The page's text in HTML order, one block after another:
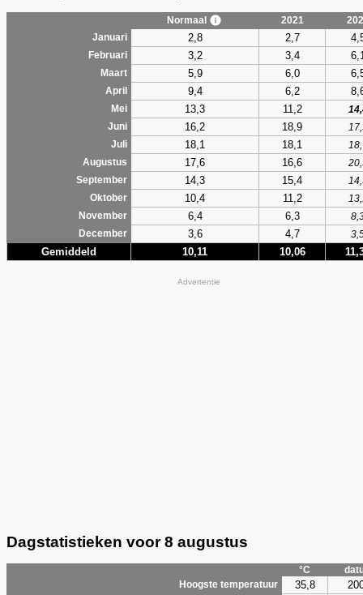
Normaal 2021
Januari
2,8 2,7
Februari 3,2 3,4
Maart 5,9 6,0
April 9,4 6,2
Mei 13,3 11,2
Juni
16,2 18,9
Juli
18,1 18,1
Augustus
17,6 16,6
September
14,3 15,4
Oktober
10,4 11,2
November
6,4 6,3
December
3,6 4,7
Gemiddeld 10,11 10,06
Advertentie
Dagstatistieken voor 8 augustus
°C
Hoogste temperatuur
35,8